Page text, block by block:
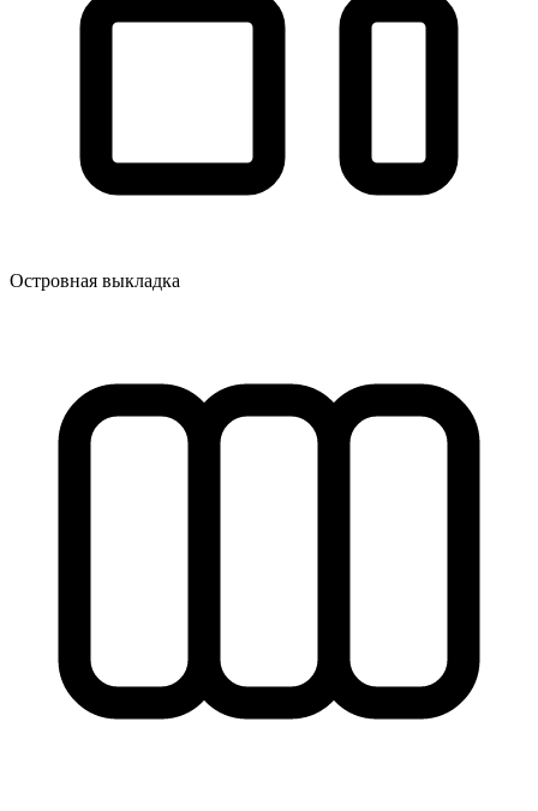
Островная выкладка